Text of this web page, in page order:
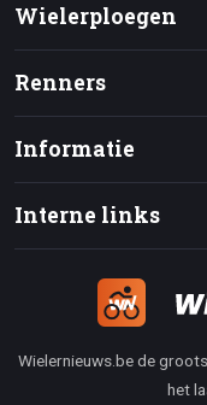
Wielerploegen
Renners
Informatie
Interne links
Wielernieuws.be de
het